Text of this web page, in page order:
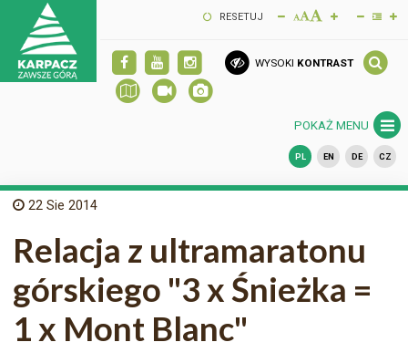
RESETUJ
WYSOKI KONTRAST
POKAŻ MENU
PL EN DE CZ
22 Sie 2014
Relacja z ultramaratonu
górskiego "3 x Śnieżka =
1 x Mont Blanc"